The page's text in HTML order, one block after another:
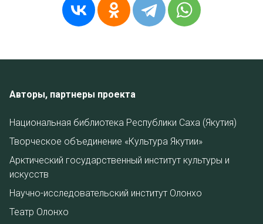
Авторы, партнеры проекта
Национальная библиотека Республики Саха (Якутия)
Творческое объединение «Культура Якутии»
Арктический государственный институт культуры и
искусств
Научно-исследовательский институт Олонхо
Театр Олонхо